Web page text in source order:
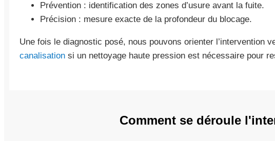
Prévention : identification des zones d’usure avant la fuite.
Précision : mesure exacte de la profondeur du blocage.
Une fois le diagnostic posé, nous pouvons orienter l’intervention
canalisation si un nettoyage haute pression est nécessaire pour
Comment se déroule